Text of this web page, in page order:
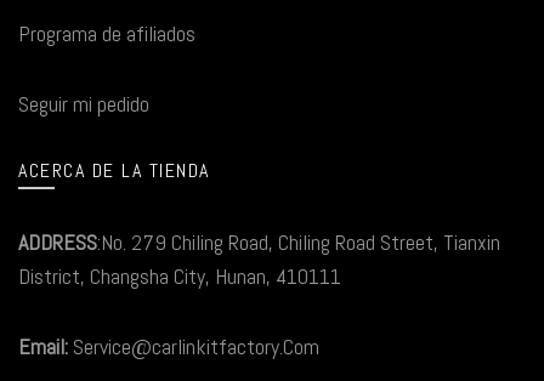
Programa de afiliados
Seguir mi pedido
ACERCA DE LA TIENDA
ADDRESS:No. 279 Chiling Road, Chiling Road Street, Tianxin
District, Changsha City, Hunan, 410111
Email: Service@carlinkitfactory.Com